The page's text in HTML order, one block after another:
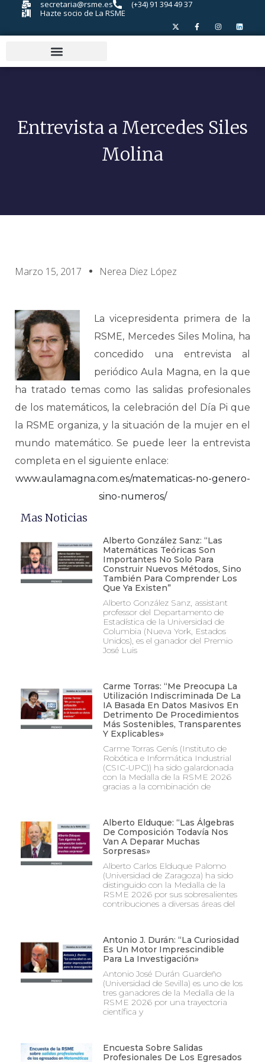
secretaria@rsme.es
(+34) 91 394 49 37
Hazte socio de La RSME
Entrevista a Mercedes Siles
Molina
Marzo 15, 2017 Nerea Diez López
La vicepresidenta primera de la
RSME, Mercedes Siles Molina, ha
concedido una entrevista al
periódico Aula Magna, en la que
ha tratado temas como las salidas profesionales
de los matemáticos, la celebración del Día Pi que
la RSME organiza, y la situación de la mujer en el
mundo matemático. Se puede leer la entrevista
completa en el siguiente enlace:
www.aulamagna.com.es/matematicas-no-genero-
sino-numeros/
Mas Noticias
Alberto González Sanz: “Las
Matemáticas Teóricas Son
Importantes No Solo Para
Construir Nuevos Métodos, Sino
También Para Comprender Los
Que Ya Existen”
Alberto González Sanz, assistant
professor del Departamento de
Estadística de la Universidad de
Columbia (Nueva York, Estados
Unidos), es el ganador del Premio
José Luis
Carme Torras: “Me Preocupa La
Utilización Indiscriminada De La
IA Basada En Datos Masivos En
Detrimento De Procedimientos
Más Sostenibles, Transparentes
Y Explicables»
Carme Torras Genís (Instituto de
Robótica e Informática Industrial
(CSIC-UPC)) ha sido galardonada
con la Medalla de la RSME 2026
gracias a la combinación de
Alberto Elduque: “Las Álgebras
De Composición Todavía Nos
Van A Deparar Muchas
Sorpresas»
Alberto Carlos Elduque Palomo
(Universidad de Zaragoza) ha sido
distinguido con la Medalla de la
RSME 2026 por sus sobresalientes
contribuciones a diversas áreas del
Antonio J. Durán: “La Curiosidad
Es Un Motor Imprescindible
Para La Investigación»
Antonio José Durán Guardeño
(Universidad de Sevilla) es uno de los
tres ganadores de la Medalla de la
RSME 2026 por una trayectoria
científica y
Encuesta Sobre Salidas
Profesionales De Los Egresados